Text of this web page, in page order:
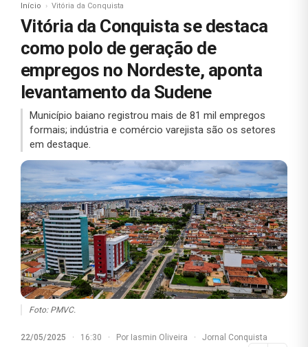
Início Vitória da Conquista
Vitória da Conquista se destaca
como polo de geração de
empregos no Nordeste, aponta
levantamento da Sudene
Município baiano registrou mais de 81 mil empregos
formais; indústria e comércio varejista são os setores
em destaque.
Foto: PMVC.
22/05/2025 · 16:30 · Por Iasmin Oliveira · Jornal Conquista